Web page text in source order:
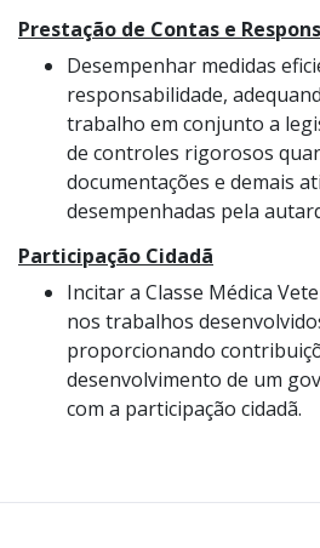
Prestação de Contas e
Desempenhar medidas
responsabilidade,
trabalho em conjunto a
de controles rigorosos
documentações e demais
desempenhadas pela
Participação Cidadã
Incitar a Classe Médica
nos trabalhos
proporcionando
desenvolvimento de um
com a participação cidadã.